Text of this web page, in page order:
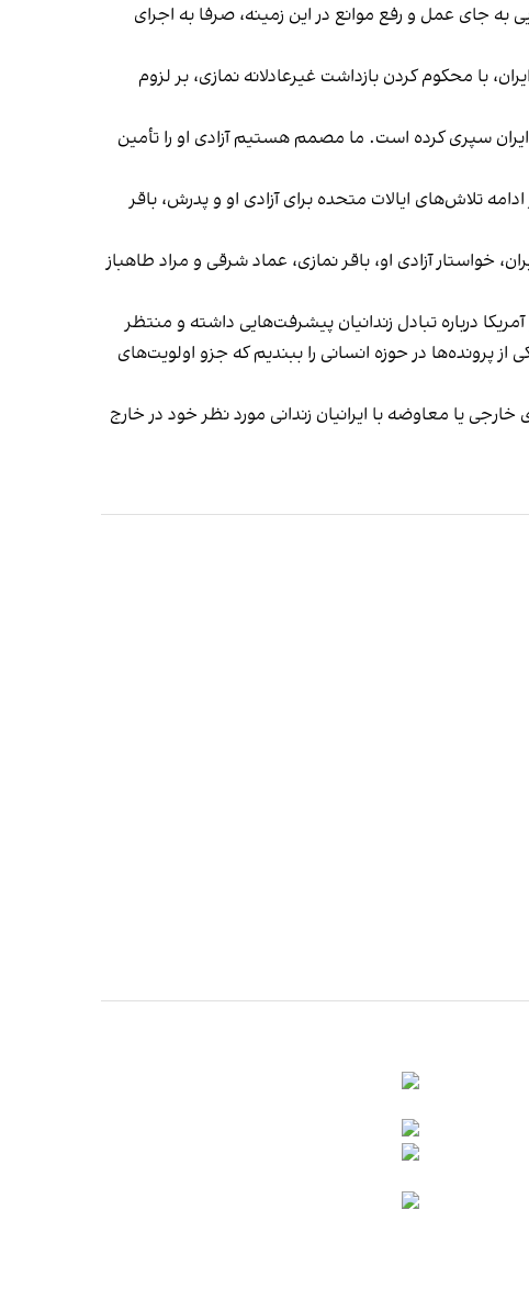
به جای عمل و رفع موانع در این زمینه، صرفا به اجرای
دو تابعیتی زندانی در ایران، با محکوم کردن بازداشت غیرعادلانه نمازی، بر لزوم
روز سه‌شنبه ۲۵ مرداد گفت: «سیامک نمازی به ناحق دو هزار و ۵۰۰ روز را در زندان ایران سپری کرده است. ما مصمم هستیم آزادی او را تأمین
روز از «بازداشت ناحق» سیامک نمازی، بر ادامه تلاش‌های ایالات متحده برای آزادی او و پدرش، باقر
خواستار آزادی او، باقر نمازی، عماد شرقی و مراد طاهباز
درباره تبادل زندانیان پیشرفت‌هایی داشته و منتظر
در حوزه انسانی را ببندیم که جزو اولویت‌های
یا معاوضه با ایرانیان زندانی مورد نظر خود در خارج